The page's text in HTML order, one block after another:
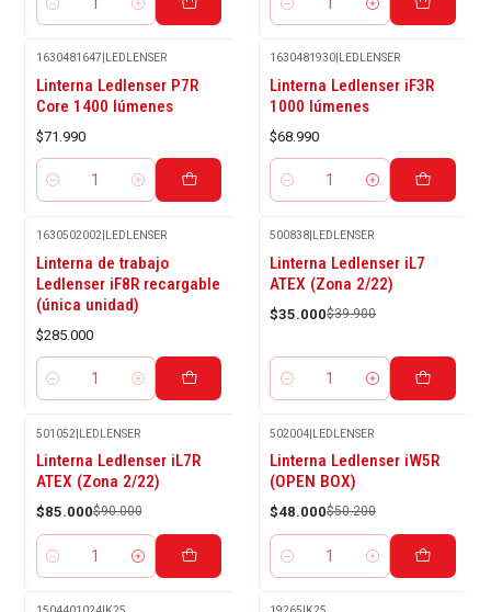
Cantidad Cantidad
1630481647 LEDLENSER
Linterna Ledlenser P7R
Core 1400 lúmenes
$71.990
Cantidad
1630481930 LEDLENSER
Linterna Ledlenser iF3R
1000 lúmenes
$68.990
Cantidad
1630502002|LEDLENSER
Linterna de trabajo
Ledlenser iF8R recargable
(única unidad)
$285.000
Cantidad
-12%
OFF
500838|LEDLENSER
Linterna Ledlenser iL7
ATEX (Zona 2/22)
$35.000$39.900
Cantidad
-6%
OFF
501052|LEDLENSER
Linterna Ledlenser iL7R
ATEX (Zona 2/22)
$85.000$90.000
Cantidad
-4%
OFF
502004|LEDLENSER
Linterna Ledlenser iW5R
(OPEN BOX)
$48.000$50.200
Cantidad